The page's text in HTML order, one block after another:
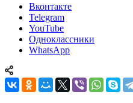
Вконтакте
Telegram
YouTube
Одноклассники
WhatsApp